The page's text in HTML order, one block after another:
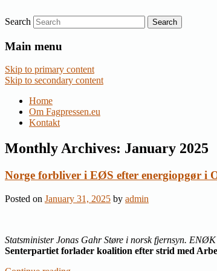
Fagpressen.eu
Nyheder om dansk EU-politik
Search
Main menu
Skip to primary content
Skip to secondary content
Home
Om Fagpressen.eu
Kontakt
Monthly Archives: January 2025
Norge forbliver i EØS efter energiopgør i
Posted on January 31, 2025 by admin
Statsminister Jonas Gahr Støre i norsk fjernsyn.
Senterpartiet forlader koalition efter strid med